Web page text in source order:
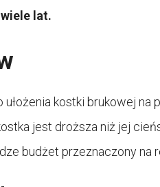
lat.
kostki brukowej na
jest droższa niż jej
budżet przeznaczony na